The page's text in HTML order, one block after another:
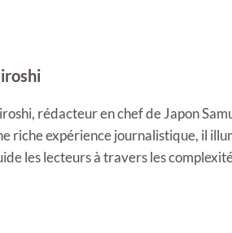
rédacteur en chef de Japon
riche expérience journalistique, il
les lecteurs à travers les